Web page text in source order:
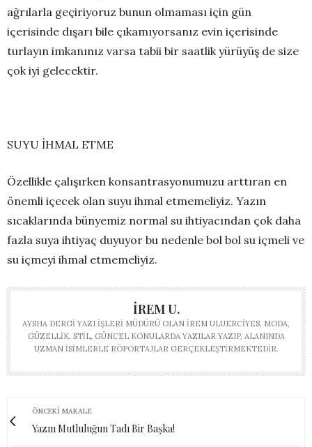
ağrılarla geçiriyoruz bunun olmaması için gün
içerisinde dışarı bile çıkamıyorsanız evin içerisinde
turlayın imkanınız varsa tabii bir saatlik yürüyüş de size
çok iyi gelecektir.
SUYU İHMAL ETME
Özellikle çalışırken konsantrasyonumuzu arttıran en
önemli içecek olan suyu ihmal etmemeliyiz. Yazın
sıcaklarında bünyemiz normal su ihtiyacından çok daha
fazla suya ihtiyaç duyuyor bu nedenle bol bol su içmeli ve
su içmeyi ihmal etmemeliyiz.
İREM U.
AYSHA DERGI YAZI İŞLERI MÜDÜRÜ OLAN İREM ULUERCIYES, MODA,
GÜZELLIK, STIL, GÜNCEL KONULARDA YAZILAR YAZIP, ALANINDA
UZMAN ISIMLERLE RÖPORTAJLAR GERÇEKLEŞTIRMEKTEDIR.
ÖNCEKI MAKALE
Yazın Mutluluğun Tadı Bir Başka!